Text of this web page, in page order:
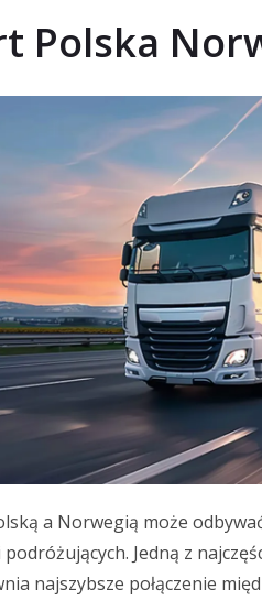
Polska
a Norwegią może
Jedną z
najszybsze połączenie